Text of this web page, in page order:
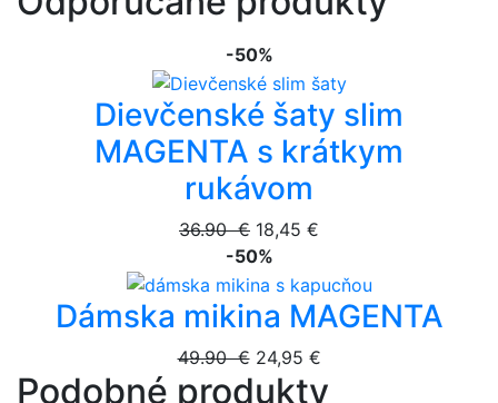
-50%
Dievčenské šaty slim
MAGENTA s krátkym
rukávom
36.90 € 18,45 €
-50%
Dámska mikina MAGENTA
49.90 € 24,95 €
Podobné produkty